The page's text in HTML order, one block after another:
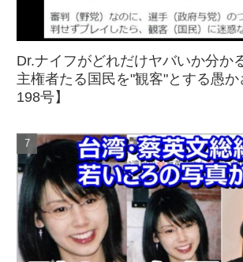
Dr.ナイフがどれだけヤバいか分か
主権者たる国民を"観客"とする愚
198号】